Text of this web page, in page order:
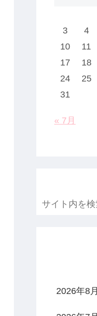
3
4
10
11
17
18
24
25
31
« 7月
2026年8月